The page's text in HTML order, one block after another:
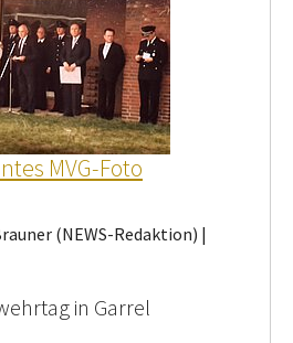
MVG-Foto
(NEWS-Redaktion) |
in Garrel